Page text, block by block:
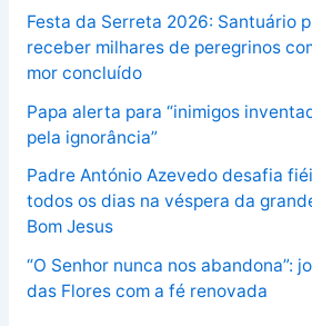
Festa da Serreta 2026: Santuário
receber milhares de peregrinos
mor concluído
Papa alerta para “inimigos
pela ignorância”
Padre António Azevedo desafia
todos os dias na véspera da
Bom Jesus
“O Senhor nunca nos abandona”:
das Flores com a fé renovada